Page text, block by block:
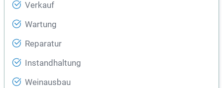
Verkauf
Wartung
Reparatur
Instandhaltung
Weinausbau